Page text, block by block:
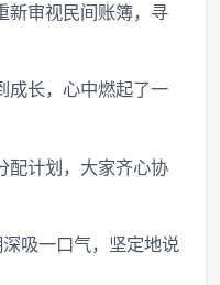
新审视民间账簿，寻
成长，心中燃起了一
配计划，大家齐心协
吸一口气，坚定地说